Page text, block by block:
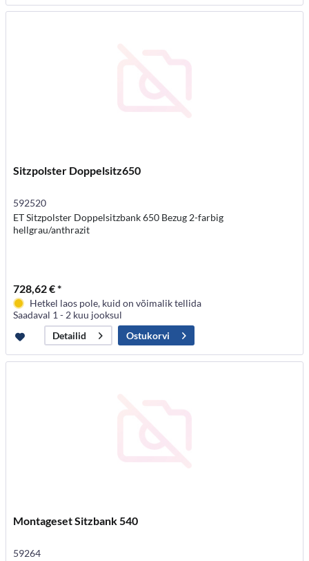
Sitzpolster Doppelsitz650
592520
ET Sitzpolster Doppelsitzbank 650 Bezug 2-farbig
hellgrau/anthrazit
728,62 € *
Hetkel laos pole, kuid on võimalik tellida
Saadaval 1 - 2 kuu jooksul
Detailid
Ostukorvi
Montageset Sitzbank 540
59264